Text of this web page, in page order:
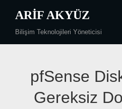
content
ARIF AKYÜZ
Bilişim Teknolojileri Yöneticisi
pfSense
Gereksiz
Yazı
gezinmesi